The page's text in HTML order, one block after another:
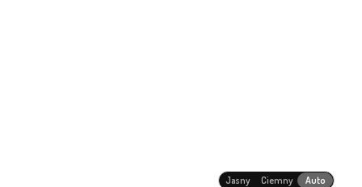
Jasny Ciemny Auto